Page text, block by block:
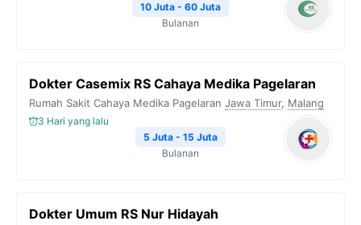
10 Juta - 60 Juta
Bulanan
Dokter Casemix RS Cahaya Medika Pagelaran
Rumah Sakit Cahaya Medika Pagelaran Jawa Timur, Malang
3 Hari yang lalu
5 Juta - 15 Juta
Bulanan
Dokter Umum RS Nur Hidayah